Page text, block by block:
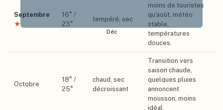
Déc
Septembre
★
16° /
23°
tempéré, sec
moins de touristes
qu'août, météo
stable,
températures
douces.
Octobre
18° /
25°
chaud, sec
décroissant
Transition vers
saison chaude,
quelques pluies
annoncent
mousson, moins
idéal.